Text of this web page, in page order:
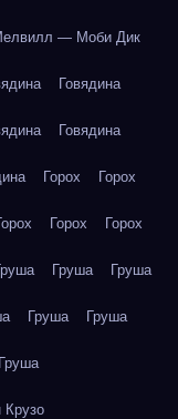
— Моби Дик
Говядина
Говядина
Горох Горох
Горох Горох
Груша Груша
Груша Груша
Груша